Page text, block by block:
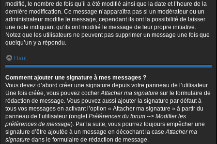
modifié, le nombre de fois qu’il a été modifié ainsi que la date et l’heure de la
dernière modification. Ce message n’apparaîtra pas si un modérateur ou un
administrateur modifie le message, cependant ils ont la possibilité de laisser
une note indiquant qu’ils ont modifié le message de leur propre initiative.
Notez que les utilisateurs ne peuvent pas supprimer un message une fois que
quelqu’un y a répondu.
Haut
Comment ajouter une signature à mes messages ?
Vous devez d’abord créer une signature depuis votre panneau de l’utilisateur.
Une fois créée, vous pouvez cocherAttacher ma signature sur le formulaire de
rédaction de message. Vous pouvez aussi ajouter la signature par défaut à
tous vos messages en activant l’option « Attacher ma signature » à partir du
panneau de l’utilisateur (ongletPréférences du forum --> Modifier les
préférences de message). Par la suite, vous pourrez toujours empêcher une
signature d’être ajoutée à un message en décochant la caseAttacher ma
signature dans le formulaire de rédaction de message.